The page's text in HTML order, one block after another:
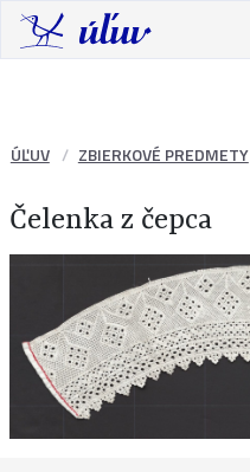
ÚĽUV ZBIERKOVÉ PREDMETY
Čelenka z čepca